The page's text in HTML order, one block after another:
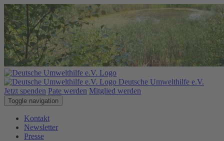
Deutsche Umwelthilfe e.V.
Jetzt spenden Pate werden Mitglied werden
Toggle navigation
Kontakt
Newsletter
Presse